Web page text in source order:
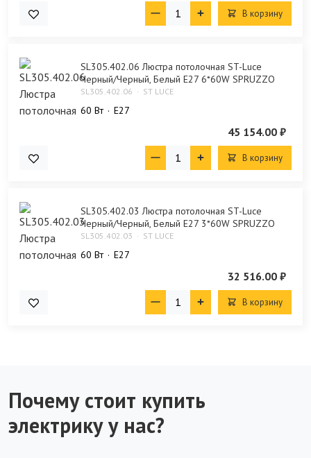
В корзину
SL305.402.06 Люстра потолочная ST-Luce
Черный/Черный, Белый E27 6*60W SPRUZZO
SL305.402.06 ST LUCE
60 Bт E27
45 154.00 ₽
В корзину
SL305.402.03 Люстра потолочная ST-Luce
Черный/Черный, Белый E27 3*60W SPRUZZO
SL305.402.03 ST LUCE
60 Bт E27
32 516.00 ₽
В корзину
Почему стоит купить
электрику у нас?